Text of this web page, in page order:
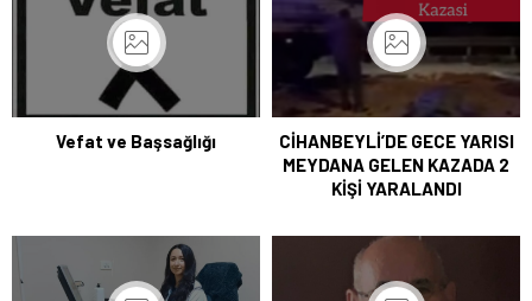
Vefat ve Başsağlığı
CİHANBEYLİ’DE GECE YARISI
MEYDANA GELEN KAZADA 2
KİŞİ YARALANDI